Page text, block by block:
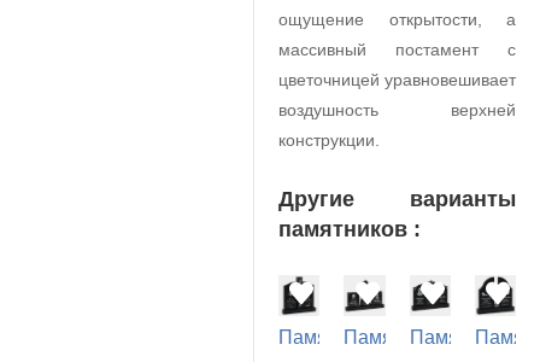
ощущение открытости, а
массивный постамент с
цветочницей уравновешивает
воздушность верхней
конструкции.
Другие варианты
памятников :
ПамятникПамятникПамятник